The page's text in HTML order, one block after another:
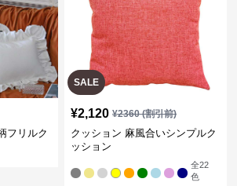
フリルク
SALE
¥2,120 ¥2360(割引前)
クッション 麻風合いシンプルク
ッション
全22
色